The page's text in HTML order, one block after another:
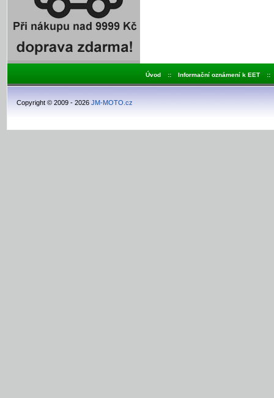
Úvod :: Informační oznámení k EET ::
Copyright © 2009 - 2026 JM-MOTO.cz